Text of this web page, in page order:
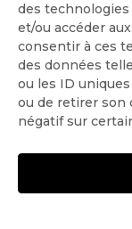
des
et/ou accéder
consentir à ces
des données
ou les ID
ou de retirer son
négatif sur
Quotidienne
Hebdo
OK